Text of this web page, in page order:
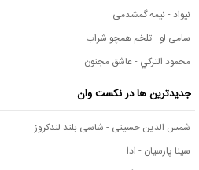
نیواد - نیمه گمشدمی
سامی لو - تلخم همچو شراب
محمود التركي - عاشق مجنون
جدیدترین ها در نکست وان
شمس الدین حسینی - شاسی بلند لندکروز
سینا پارسیان - ادا